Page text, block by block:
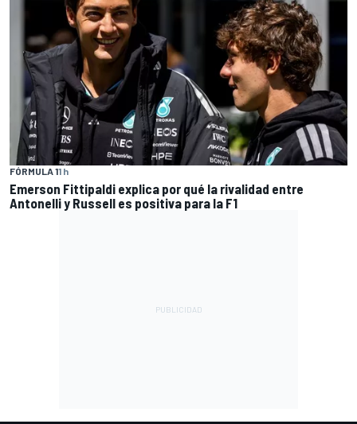
FÓRMULA 11 h
Emerson Fittipaldi explica por qué la rivalidad entre
Antonelli y Russell es positiva para la F1